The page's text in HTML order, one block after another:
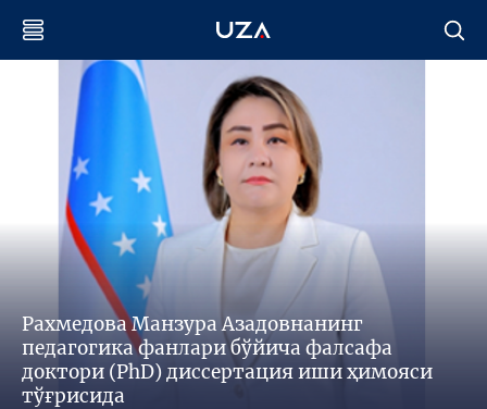
Рахмедова Манзура Азадовнанинг
педагогика фанлари бўйича фалсафа
доктори (PhD) диссертация иши ҳимояси
тўғрисида